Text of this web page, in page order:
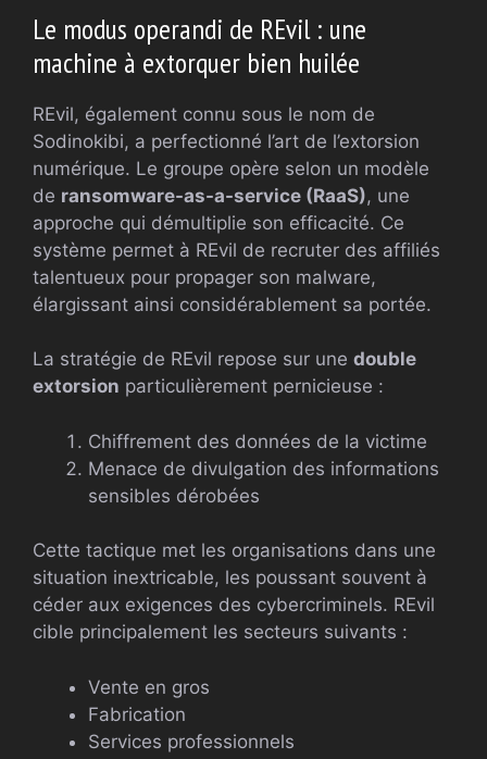
Le modus operandi de REvil : une
machine à extorquer bien huilée
REvil, également connu sous le nom de
Sodinokibi, a perfectionné l’art de l’extorsion
numérique. Le groupe opère selon un modèle
de ransomware-as-a-service (RaaS), une
approche qui démultiplie son efficacité. Ce
système permet à REvil de recruter des affiliés
talentueux pour propager son malware,
élargissant ainsi considérablement sa portée.
La stratégie de REvil repose sur une double
extorsion particulièrement pernicieuse :
Chiffrement des données de la victime
Menace de divulgation des informations
sensibles dérobées
Cette tactique met les organisations dans une
situation inextricable, les poussant souvent à
céder aux exigences des cybercriminels. REvil
cible principalement les secteurs suivants :
Vente en gros
Fabrication
Services professionnels